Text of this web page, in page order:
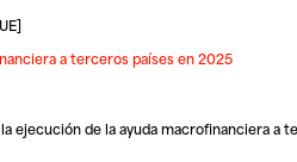
]
a terceros países en 2025
ejecución de la ayuda macrofinanciera a